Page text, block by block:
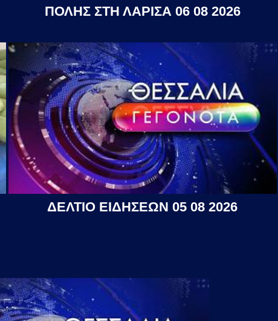
ΠΟΛΗΣ ΣΤΗ ΛΑΡΙΣΑ 06 08 2026
ΔΕΛΤΙΟ ΕΙΔΗΣΕΩΝ 05 08 2026